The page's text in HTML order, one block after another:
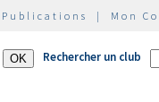
Publications | Mon
Rechercher un club